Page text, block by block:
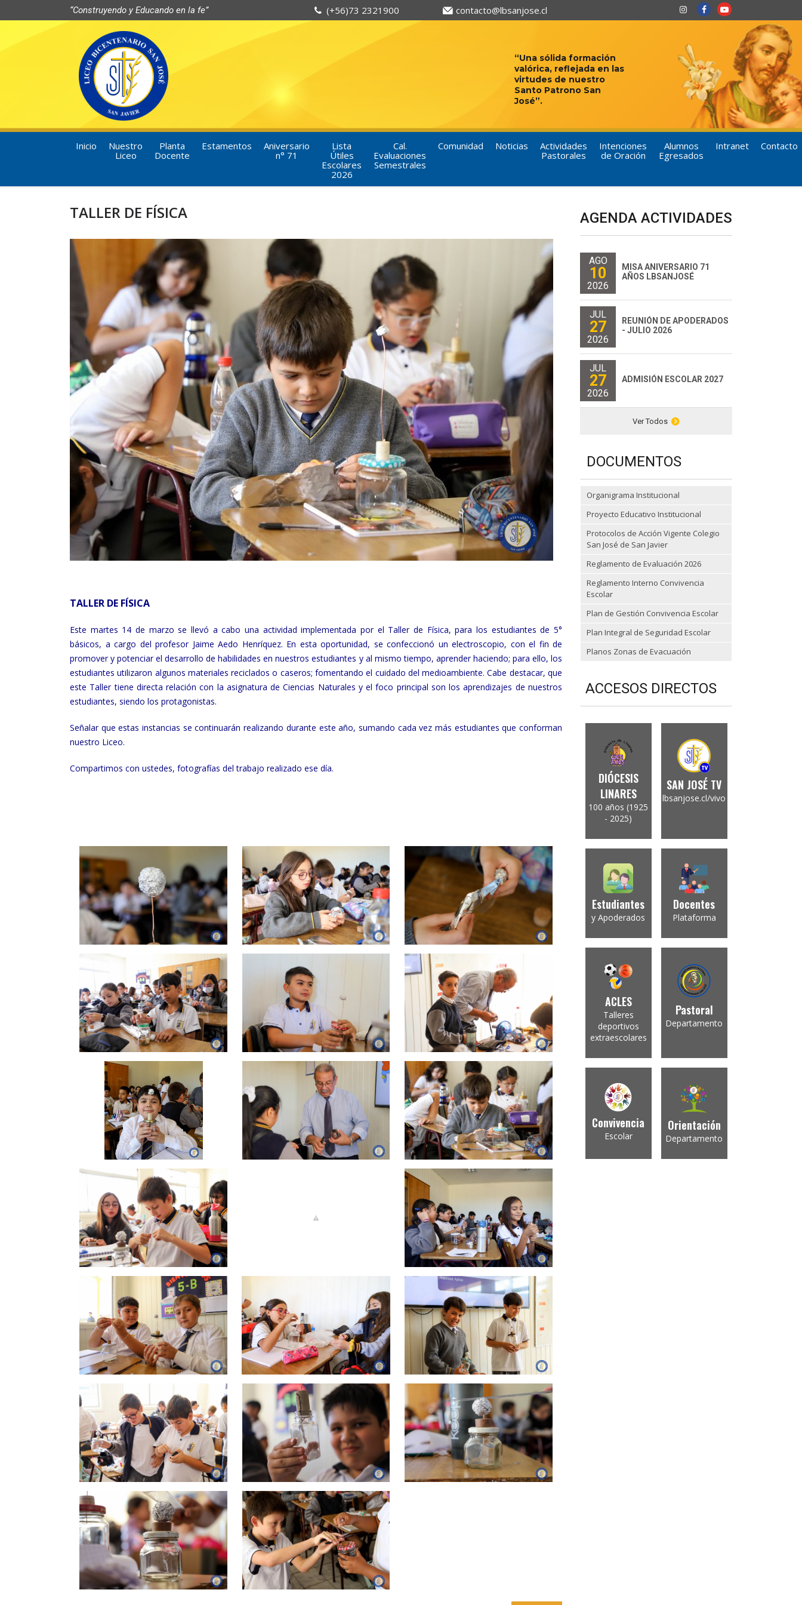
“Construyendo y Educando en la fe” (+56)73 2321900 contacto@lbsanjose.cl
“Una sólida formación
valórica, reflejada en las
virtudes de nuestro
Santo Patrono San
José”.
Inicio
Nuestro
Liceo
Planta
Docente
Estamentos
Aniversario
n° 71
Lista
Útiles
Escolares
2026
Cal.
Evaluaciones
Semestrales
Comunidad Noticias
Actividades
Pastorales
Intenciones
de Oración
Alumnos
Egresados
Intranet Contacto
TALLER DE FÍSICA
TALLER DE FÍSICA
Este martes 14 de marzo se llevó a cabo una actividad implementada por el Taller de Física, para los estudiantes de 5°
básicos, a cargo del profesor Jaime Aedo Henríquez. En esta oportunidad, se confeccionó un electroscopio, con el fin de
promover y potenciar el desarrollo de habilidades en nuestros estudiantes y al mismo tiempo, aprender haciendo; para ello, los
estudiantes utilizaron algunos materiales reciclados o caseros; fomentando el cuidado del medioambiente.Cabe destacar, que
este Taller tiene directa relación con la asignatura de Ciencias Naturales y el foco principal son los aprendizajes de nuestros
estudiantes, siendo los protagonistas.
Señalar que estas instancias se continuarán realizando durante este año, sumando cada vez más estudiantes que conforman
nuestro Liceo.
Compartimos con ustedes, fotografías del trabajo realizado ese día.
AGENDA ACTIVIDADES
AGO
10
2026
MISA ANIVERSARIO 71
AÑOS LBSANJOSÉ
JUL
27
2026
REUNIÓN DE APODERADOS
- JULIO 2026
JUL
27
2026
ADMISIÓN ESCOLAR 2027
Ver Todos
DOCUMENTOS
Organigrama Institucional
Proyecto Educativo Institucional
Protocolos de Acción Vigente Colegio
San José de San Javier
Reglamento de Evaluación 2026
Reglamento Interno Convivencia
Escolar
Plan de Gestión Convivencia Escolar
Plan Integral de Seguridad Escolar
Planos Zonas de Evacuación
ACCESOS DIRECTOS
DIÓCESIS
LINARES
100 años (1925
- 2025)
SAN JOSÉ TV
lbsanjose.cl/vivo
Estudiantes
y Apoderados
Docentes
Plataforma
ACLES
Talleres
deportivos
extraescolares
Pastoral
Departamento
Convivencia
Escolar
Orientación
Departamento